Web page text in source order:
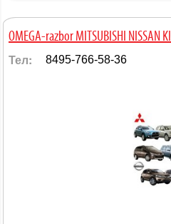
OMEGA-razbor MITSUBISHI NISSAN
Тел: 8495-766-58-36